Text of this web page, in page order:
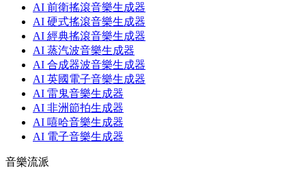
AI 前衛搖滾音樂生成器
AI 硬式搖滾音樂生成器
AI 經典搖滾音樂生成器
AI 蒸汽波音樂生成器
AI 合成器波音樂生成器
AI 英國電子音樂生成器
AI 雷鬼音樂生成器
AI 非洲節拍生成器
AI 嘻哈音樂生成器
AI 電子音樂生成器
音樂流派